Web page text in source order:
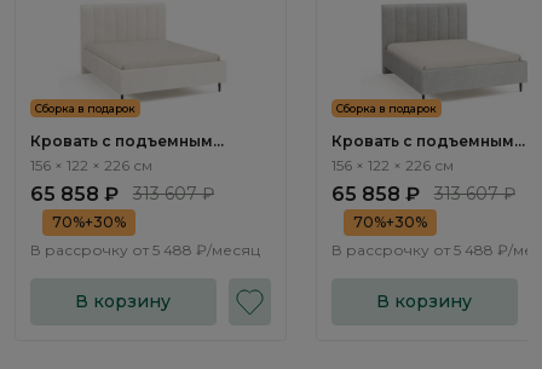
Сборка в подарок
Кровать с подъемным
механизмом Арта / Arta
156 × 122 × 226 см
65 858 ₽ 313 607 ₽
70%+30%
В рассрочку от 5 488 ₽/месяц
В корзину
Сборка в подарок
Кровать с подъемным
механизмом Арта / Arta
156 × 122 × 226 см
65 858 ₽ 313 607 ₽
70%+30%
В рассрочку от 5 488 ₽/
В корзину